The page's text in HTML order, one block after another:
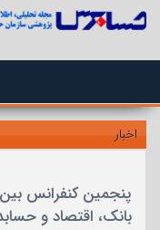
اخبار
پنجمین کنفرانس
بانک، اقتصاد و حسابداری، 10 الی 11